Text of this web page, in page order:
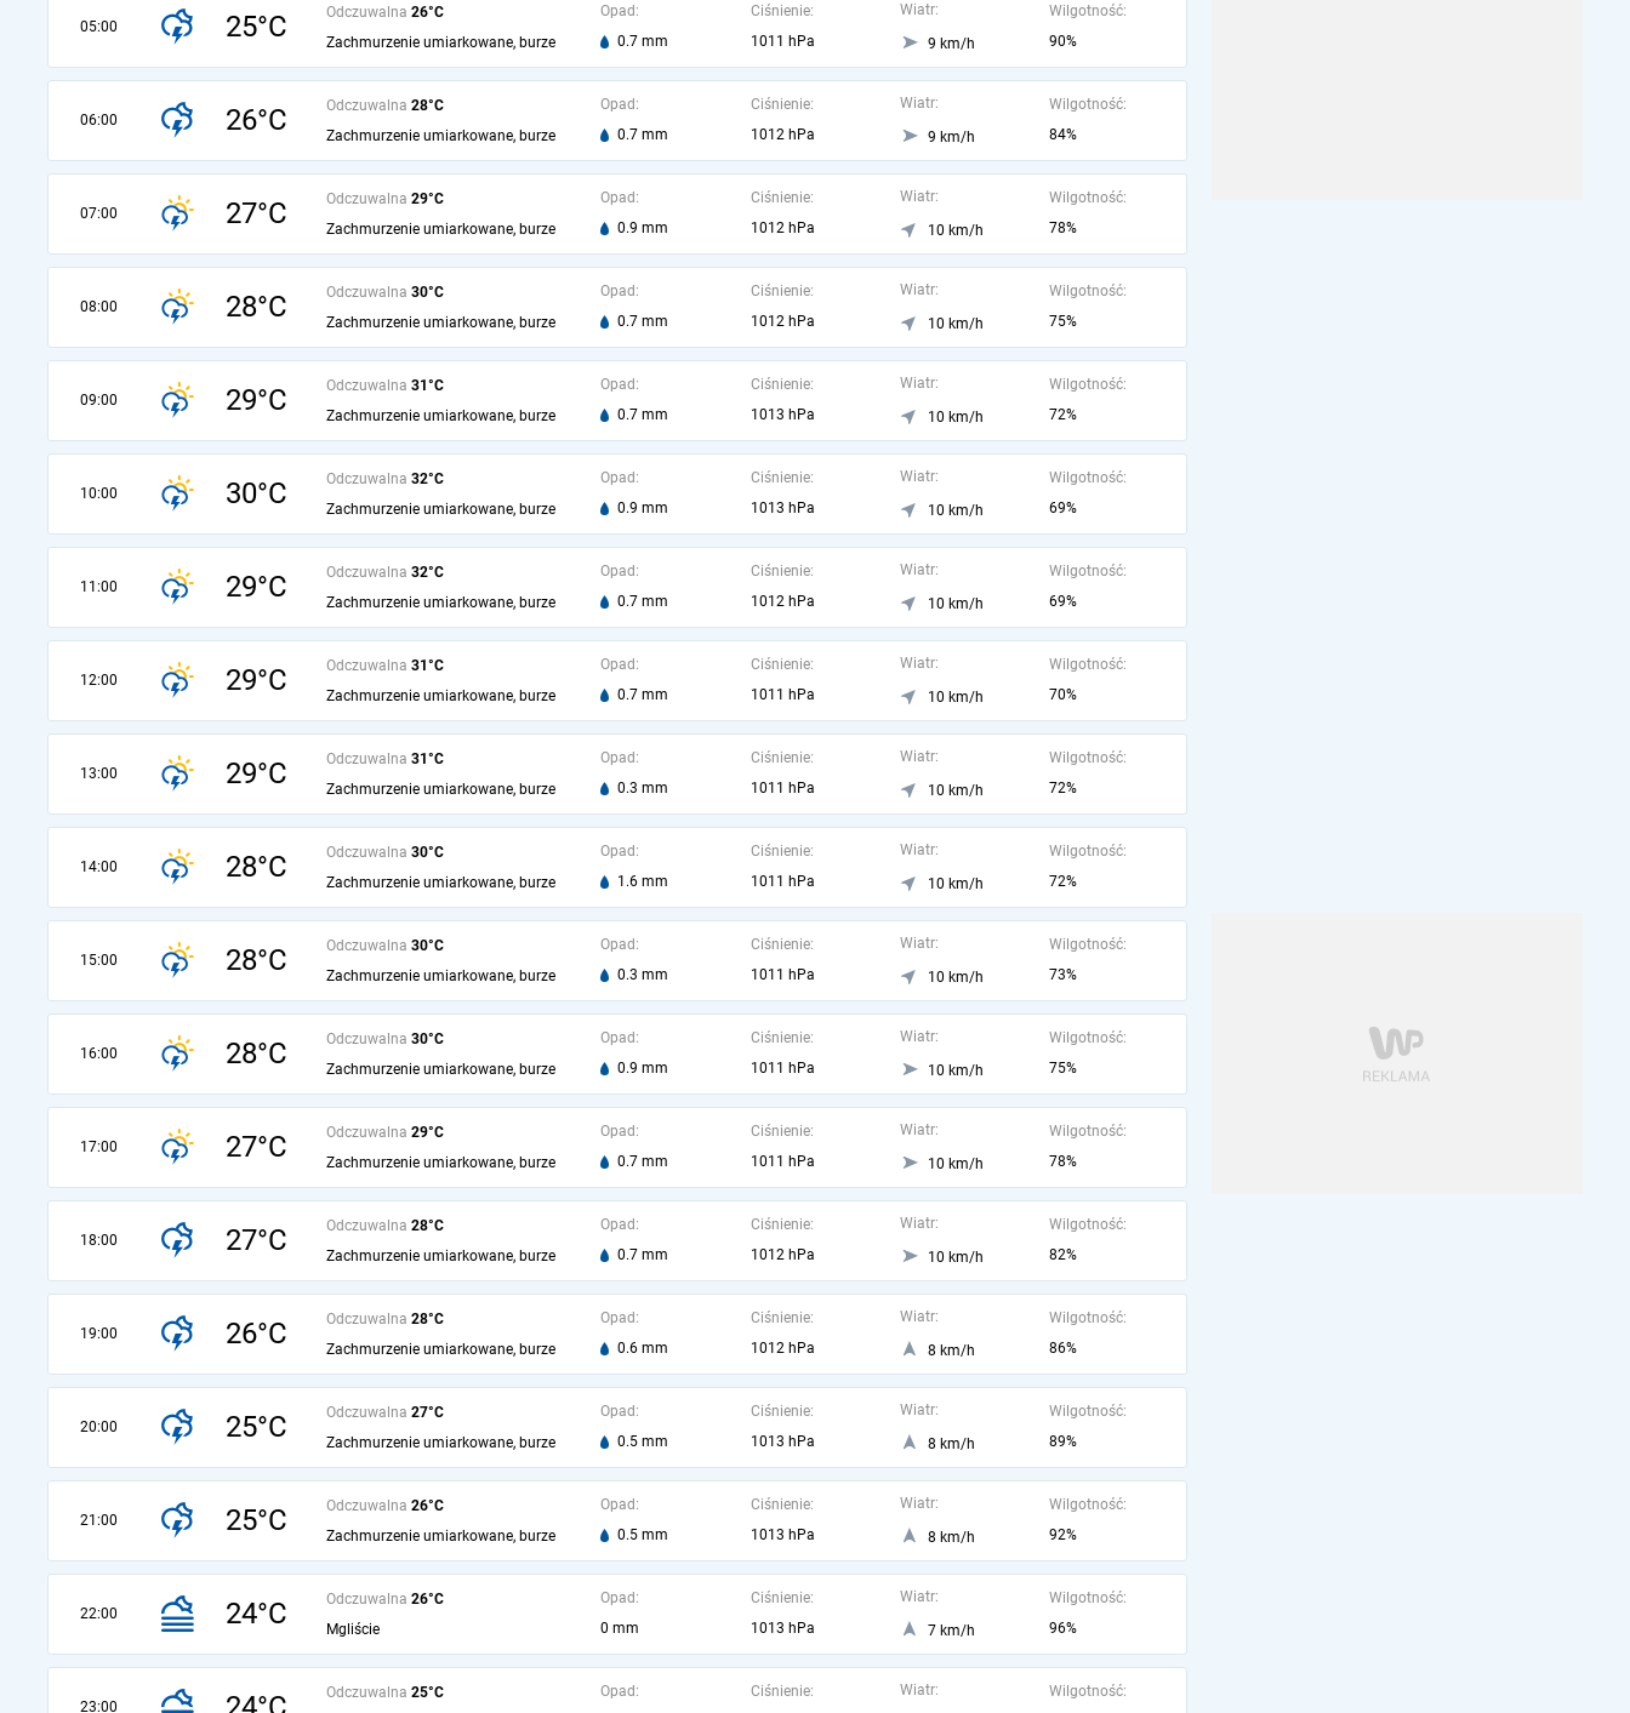
05:00 25°C Odczuwalna 26°C
Zachmurzenie umiarkowane, burze
Opad:
0.7 mm
Ciśnienie:
1011 hPa
Wiatr:
9 km/h
Wilgotność:
90%
06:00 26°C Odczuwalna 28°C
Zachmurzenie umiarkowane, burze
Opad:
0.7 mm
Ciśnienie:
1012 hPa
Wiatr:
9 km/h
Wilgotność:
84%
07:00 27°C Odczuwalna 29°C
Zachmurzenie umiarkowane, burze
Opad:
0.9 mm
Ciśnienie:
1012 hPa
Wiatr:
10 km/h
Wilgotność:
78%
08:00 28°C Odczuwalna 30°C
Zachmurzenie umiarkowane, burze
Opad:
0.7 mm
Ciśnienie:
1012 hPa
Wiatr:
10 km/h
Wilgotność:
75%
09:00 29°C Odczuwalna 31°C
Zachmurzenie umiarkowane, burze
Opad:
0.7 mm
Ciśnienie:
1013 hPa
Wiatr:
10 km/h
Wilgotność:
72%
10:00 30°C Odczuwalna 32°C
Zachmurzenie umiarkowane, burze
Opad:
0.9 mm
Ciśnienie:
1013 hPa
Wiatr:
10 km/h
Wilgotność:
69%
11:00 29°C Odczuwalna 32°C
Zachmurzenie umiarkowane, burze
Opad:
0.7 mm
Ciśnienie:
1012 hPa
Wiatr:
10 km/h
Wilgotność:
69%
12:00 29°C Odczuwalna 31°C
Zachmurzenie umiarkowane, burze
Opad:
0.7 mm
Ciśnienie:
1011 hPa
Wiatr:
10 km/h
Wilgotność:
70%
13:00 29°C Odczuwalna 31°C
Zachmurzenie umiarkowane, burze
Opad:
0.3 mm
Ciśnienie:
1011 hPa
Wiatr:
10 km/h
Wilgotność:
72%
14:00 28°C Odczuwalna 30°C
Zachmurzenie umiarkowane, burze
Opad:
1.6 mm
Ciśnienie:
1011 hPa
Wiatr:
10 km/h
Wilgotność:
72%
15:00 28°C Odczuwalna 30°C
Zachmurzenie umiarkowane, burze
Opad:
0.3 mm
Ciśnienie:
1011 hPa
Wiatr:
10 km/h
Wilgotność:
73%
16:00 28°C Odczuwalna 30°C
Zachmurzenie umiarkowane, burze
Opad:
0.9 mm
Ciśnienie:
1011 hPa
Wiatr:
10 km/h
Wilgotność:
75%
17:00 27°C Odczuwalna 29°C
Zachmurzenie umiarkowane, burze
Opad:
0.7 mm
Ciśnienie:
1011 hPa
Wiatr:
10 km/h
Wilgotność:
78%
18:00 27°C Odczuwalna 28°C
Zachmurzenie umiarkowane, burze
Opad:
0.7 mm
Ciśnienie:
1012 hPa
Wiatr:
10 km/h
Wilgotność:
82%
19:00 26°C Odczuwalna 28°C
Zachmurzenie umiarkowane, burze
Opad:
0.6 mm
Ciśnienie:
1012 hPa
Wiatr:
8 km/h
Wilgotność:
86%
20:00 25°C Odczuwalna 27°C
Zachmurzenie umiarkowane, burze
Opad:
0.5 mm
Ciśnienie:
1013 hPa
Wiatr:
8 km/h
Wilgotność:
89%
21:00 25°C Odczuwalna 26°C
Zachmurzenie umiarkowane, burze
Opad:
0.5 mm
Ciśnienie:
1013 hPa
Wiatr:
8 km/h
Wilgotność:
92%
22:00 24°C Odczuwalna 26°C
Mgliście
Opad:
0 mm
Ciśnienie:
1013 hPa
Wiatr:
7 km/h
Wilgotność:
96%
23:00
Odczuwalna 25°C
Opad:
Ciśnienie:
Wiatr:
Wilgotność: